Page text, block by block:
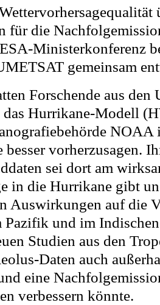
für die
Ministerkonferenz
gemeinsam
Forschende aus den
Hurrikane-Modell
NOAA
besser vorherzusagen.
sei dort am
in die Hurrikane gibt
Auswirkungen auf die
und im
Studien aus den
Daten auch
eine
verbessern könnte.